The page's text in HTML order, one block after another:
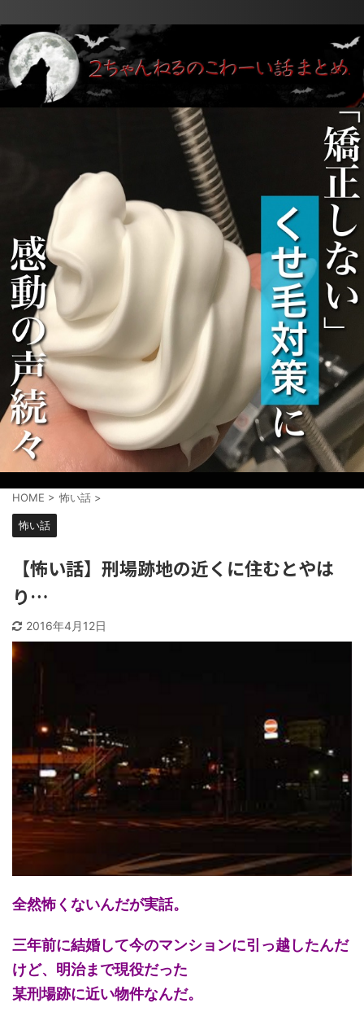
HOME > 怖い話 >
怖い話
【怖い話】刑場跡地の近くに住むとやは
り…
2016年4月12日
全然怖くないんだが実話。
三年前に結婚して今のマンションに引っ越したんだ
けど、明治まで現役だった
某刑場跡に近い物件なんだ。